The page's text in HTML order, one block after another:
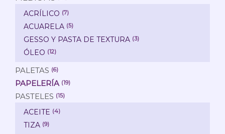
ACRÍLICO (7)
ACUARELA (5)
GESSO Y PASTA DE TEXTURA (3)
ÓLEO (12)
PALETAS (6)
PAPELERÍA (19)
PASTELES (15)
ACEITE (4)
TIZA (9)